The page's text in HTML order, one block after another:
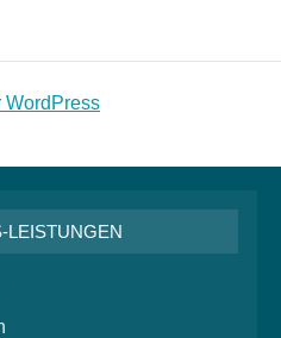
LEISTUNGEN